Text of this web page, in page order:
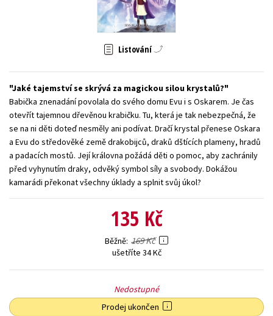
Zahraniční literatura
Všechny tituly
Listování
Jaké tajemství se skrývá za magickou silou krystalů?
Babička znenadání povolala do svého domu Evu i s Oskarem. Je čas
otevřít tajemnou dřevěnou krabičku. Tu, která je tak nebezpečná, že
se na ni děti doteď nesměly ani podívat. Dračí krystal přenese Oskara
a Evu do středověké země drakobijců, draků dštících plameny, hradů
a padacích mostů. Její královna požádá děti o pomoc, aby zachránily
před vyhynutím draky, odvěký symbol síly a svobody. Dokážou
kamarádi překonat všechny úklady a splnit svůj úkol?
135 Kč
Běžně 169 Kč
ušetříte 34 Kč
Nedostupné
Prodej ukončen